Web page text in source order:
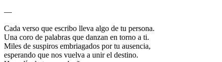
—
Cada verso que escribo lleva algo de tu persona.
Una coro de palabras que danzan en torno a ti.
Miles de suspiros embriagados por tu ausencia,
esperando que nos vuelva a unir el destino.